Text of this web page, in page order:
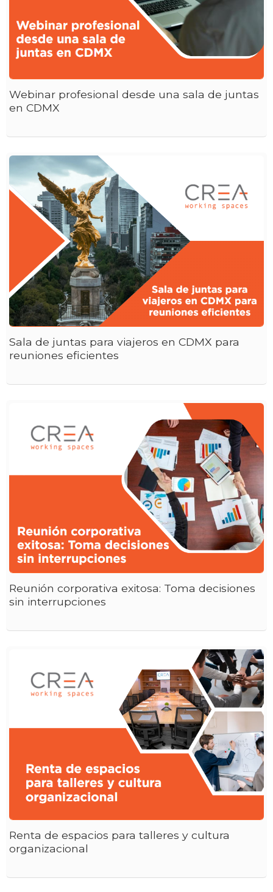
Webinar profesional desde una sala de juntas
en CDMX
Sala de juntas para viajeros en CDMX para
reuniones eficientes
Reunión corporativa exitosa: Toma decisiones
sin interrupciones
Renta de espacios para talleres y cultura
organizacional